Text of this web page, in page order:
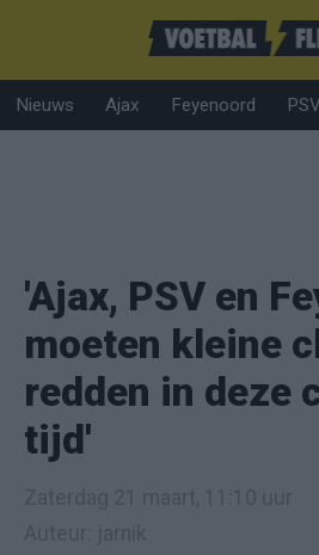
Nieuws Ajax Feyenoord PSV
'Ajax, PSV en
moeten kleine
redden in deze
tijd'